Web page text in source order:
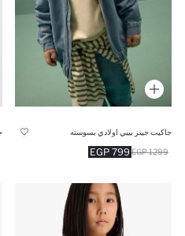
جاكيت جينز بيبي اولادي بسوسته
799 EGP 1299 EGP